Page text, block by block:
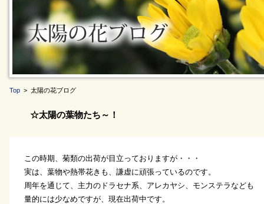
Top > 太陽の花ブログ
☆太陽の葉物たち～！
この時期、菊類の出荷が目立っておりますが・・・
実は、葉物や熱帯花きも、謙虚に頑張っているのです。
周年を通じて、主力のドラセナ系、アレカヤシ、モンステラなども
量的には少なめですが、現在出荷中です。